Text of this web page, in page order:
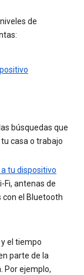
de
búsquedas que
casa o trabajo
tu dispositivo
Fi, antenas de
el Bluetooth
el tiempo
parte de la
Por ejemplo,